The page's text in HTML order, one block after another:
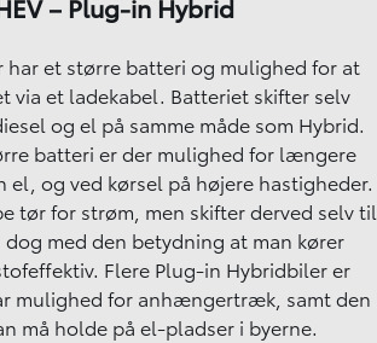
– Plug-in Hybrid
har et større batteri og mulighed for at
via et ladekabel. Batteriet skifter selv
og el på samme måde som Hybrid.
batteri er der mulighed for længere
el, og ved kørsel på højere hastigheder.
tør for strøm, men skifter derved selv til
med den betydning at man kører
Flere Plug-in Hybridbiler er
mulighed for anhængertræk, samt den
må holde på el-pladser i byerne.